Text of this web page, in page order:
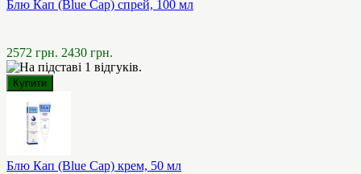
Блю Кап (Blue Cap) спрей, 100 мл
2572 грн. 2430 грн.
Блю Кап (Blue Cap) крем, 50 мл